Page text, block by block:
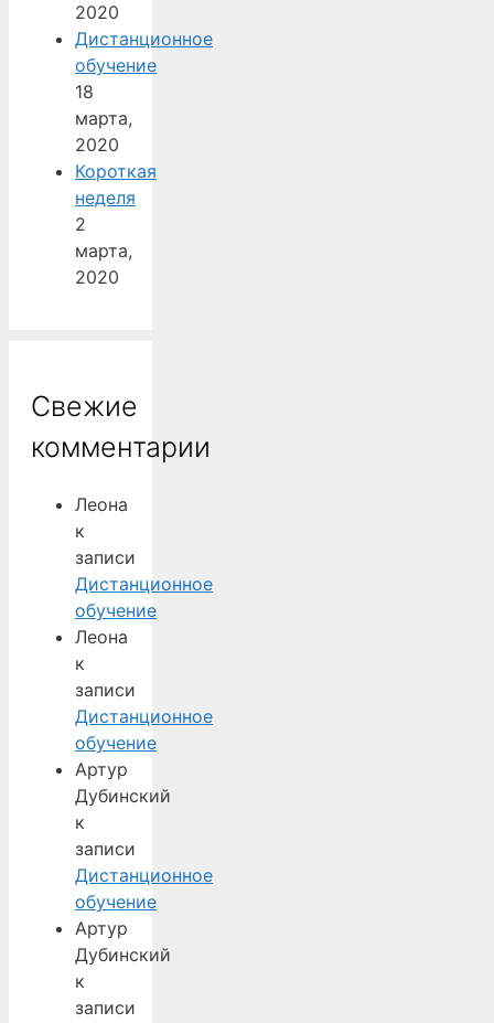
2020
Дистанционное
обучение
18
марта,
2020
Короткая
неделя
2
марта,
2020
Свежие
комментарии
Леона
к
записи
Дистанционное
обучение
Леона
к
записи
Дистанционное
обучение
Артур
Дубинский
к
записи
Дистанционное
обучение
Артур
Дубинский
к
записи